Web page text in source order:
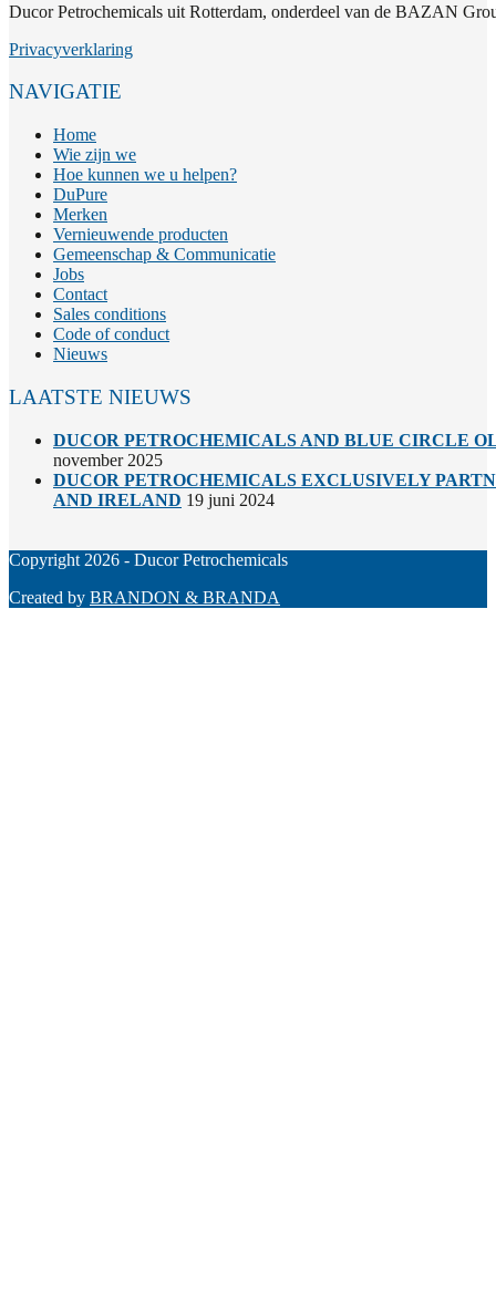
Ducor Petrochemicals uit Rotterdam, onderdeel van de BAZAN
Privacyverklaring
NAVIGATIE
Home
Wie zijn we
Hoe kunnen we u helpen?
DuPure
Merken
Vernieuwende producten
Gemeenschap & Communicatie
Jobs
Contact
Sales conditions
Code of conduct
Nieuws
LAATSTE NIEUWS
DUCOR PETROCHEMICALS AND BLUE CIRCLE
november 2025
DUCOR PETROCHEMICALS EXCLUSIVELY
AND IRELAND 19 juni 2024
Copyright 2026 - Ducor Petrochemicals
Created by BRANDON & BRANDA